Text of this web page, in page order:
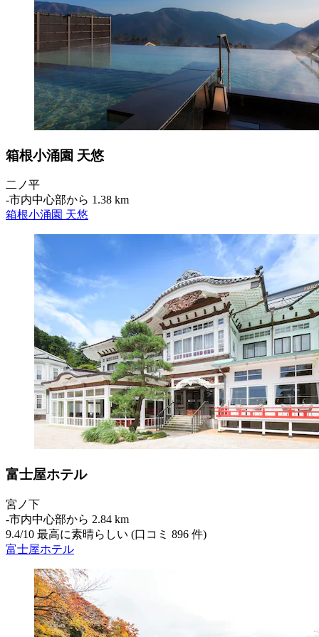
箱根小涌園 天悠
二ノ平
‐市内中心部から 1.38 km
箱根小涌園 天悠
富士屋ホテル
宮ノ下
‐市内中心部から 2.84 km
9.4/10 最高に素晴らしい (口コミ 896 件)
富士屋ホテル